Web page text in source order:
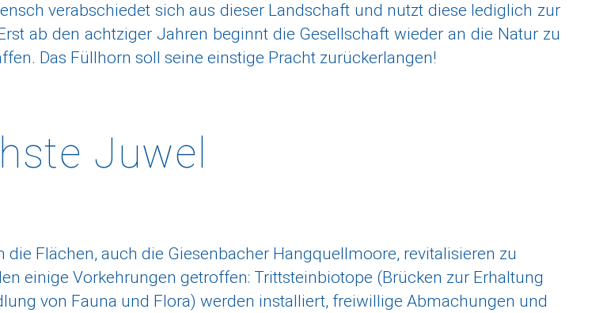
verabschiedet sich aus dieser Landschaft und nutzt diese lediglich zur
ab den achtziger Jahren beginnt die Gesellschaft wieder an die Natur zu
Das Füllhorn soll seine einstige Pracht zurückerlangen!
Juwel
die Flächen, auch die Giesenbacher Hangquellmoore, revitalisieren zu
einige Vorkehrungen getroffen: Trittsteinbiotope (Brücken zur Erhaltung
von Fauna und Flora) werden installiert, freiwillige Abmachungen und